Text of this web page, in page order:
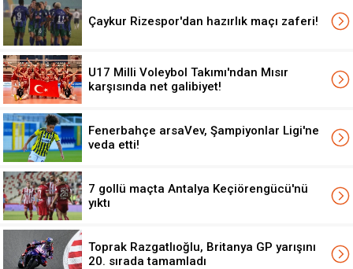
Çaykur Rizespor'dan hazırlık maçı zaferi!
U17 Milli Voleybol Takımı'ndan Mısır
karşısında net galibiyet!
Fenerbahçe arsaVev, Şampiyonlar Ligi'ne
veda etti!
7 gollü maçta Antalya Keçiörengücü'nü
yıktı
Toprak Razgatlıoğlu, Britanya GP yarışını
20. sırada tamamladı